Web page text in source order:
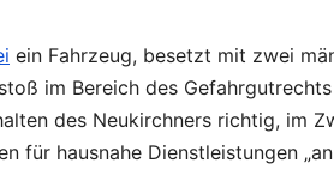
ein Fahrzeug, besetzt mit zwei
im Bereich des
des Neukirchners richtig, im
für hausnahe Dienstleistungen „an